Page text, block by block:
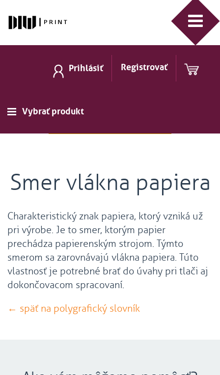
Prihlásiť Registrovať
Vybrať produkt
Smer vlákna papiera
Charakteristický znak papiera, ktorý vzniká už
pri výrobe. Je to smer, ktorým papier
prechádza papierenským strojom. Týmto
smerom sa zarovnávajú vlákna papiera. Túto
vlastnosť je potrebné brať do úvahy pri tlači aj
dokončovacom spracovaní.
← späť na polygrafický slovník